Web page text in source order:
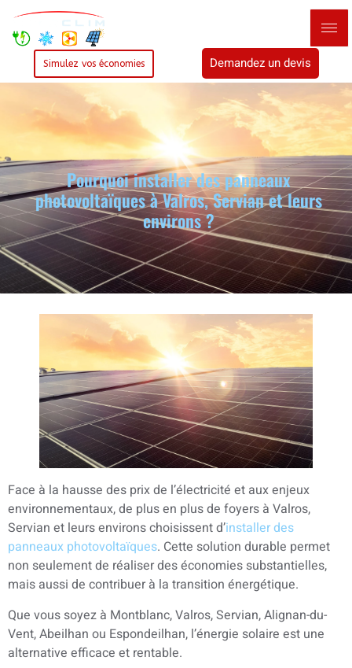
Simulez vos économies Demandez un devis
Pourquoi installer des panneaux
photovoltaïques à Valros, Servian et leurs
environs ?
Face à la hausse des prix de l’électricité et aux enjeux
environnementaux, de plus en plus de foyers à Valros,
Servian et leurs environs choisissent d’installer des
panneaux photovoltaïques. Cette solution durable permet
non seulement de réaliser des économies substantielles,
mais aussi de contribuer à la transition énergétique.
Que vous soyez à Montblanc, Valros, Servian, Alignan-du-
Vent, Abeilhan ou Espondeilhan, l’énergie solaire est une
alternative efficace et rentable.